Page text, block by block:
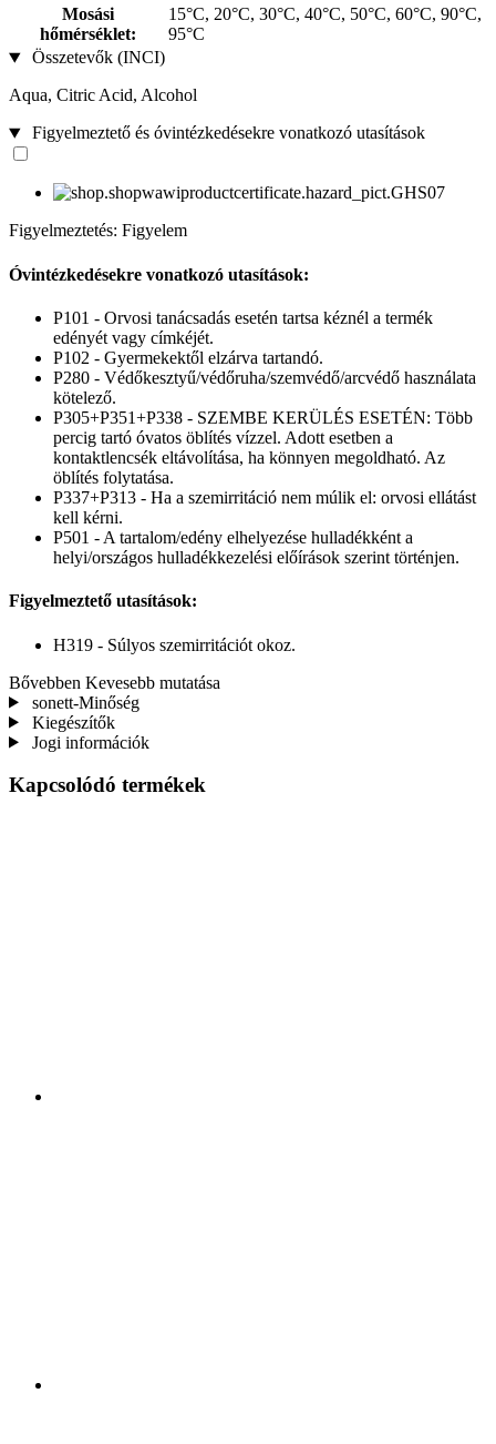
Mosási
hőmérséklet:
15°C, 20°C, 30°C, 40°C, 50°C, 60°C, 90°C,
95°C
Összetevők (INCI)
Aqua, Citric Acid, Alcohol
Figyelmeztető és óvintézkedésekre vonatkozó utasítások
Figyelmeztetés: Figyelem
Óvintézkedésekre vonatkozó utasítások:
P101 - Orvosi tanácsadás esetén tartsa kéznél a termék
edényét vagy címkéjét.
P102 - Gyermekektől elzárva tartandó.
P280 - Védőkesztyű/védőruha/szemvédő/arcvédő használata
kötelező.
P305+P351+P338 - SZEMBE KERÜLÉS ESETÉN: Több
percig tartó óvatos öblítés vízzel. Adott esetben a
kontaktlencsék eltávolítása, ha könnyen megoldható. Az
öblítés folytatása.
P337+P313 - Ha a szemirritáció nem múlik el: orvosi ellátást
kell kérni.
P501 - A tartalom/edény elhelyezése hulladékként a
helyi/országos hulladékkezelési előírások szerint történjen.
Figyelmeztető utasítások:
H319 - Súlyos szemirritációt okoz.
Bővebben Kevesebb mutatása
sonett-Minőség
Kiegészítők
Jogi információk
Kapcsolódó termékek